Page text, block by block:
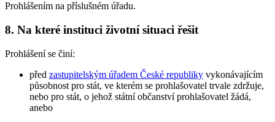
Prohlášením na příslušném úřadu.
8. Na které instituci životní situaci řešit
Prohlášení se činí:
před zastupitelským úřadem České republiky vykonávajícím
působnost pro stát, ve kterém se prohlašovatel trvale zdržuje,
nebo pro stát, o jehož státní občanství prohlašovatel žádá,
anebo